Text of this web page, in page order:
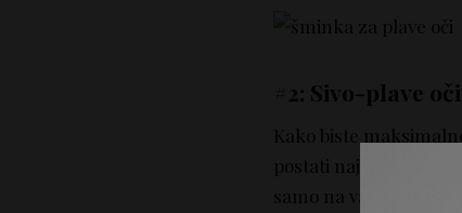
#2: Sivo-plave oči
Kako biste
postati najbolji
samo na vašem